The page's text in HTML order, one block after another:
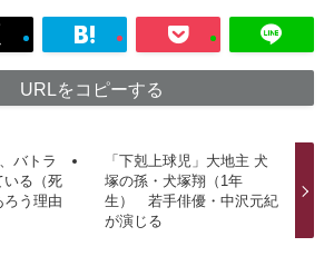
URLをコピーする
バトラ
いる（死
ろう理由
「下剋上球児」大地主 犬
塚の孫・犬塚翔（1年
生） 若手俳優・中沢元紀
が演じる